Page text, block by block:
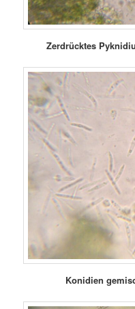
Zerdrücktes
Konidien